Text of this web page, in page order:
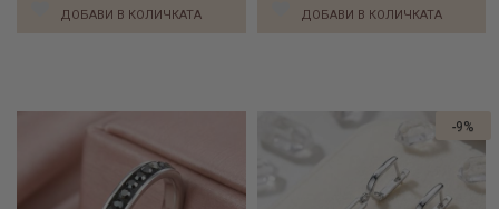
ДОБАВИ В КОЛИЧКАТА ДОБАВИ В КОЛИЧКАТА
-9%